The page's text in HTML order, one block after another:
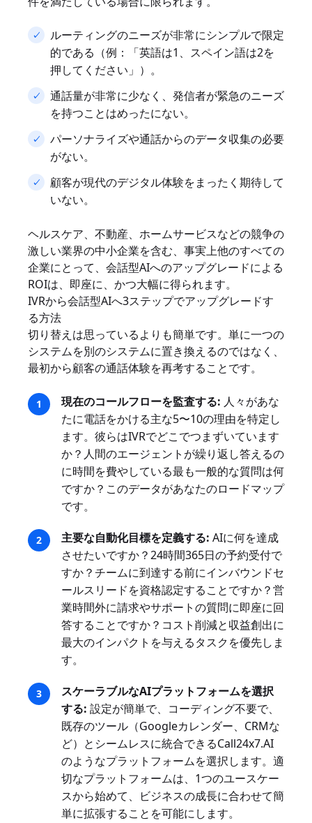
ルーティングのニーズが非常にシンプルで限定
的である（例：「英語は1、スペイン語は2を
押してください」）。
通話量が非常に少なく、発信者が緊急のニーズ
を持つことはめったにない。
パーソナライズや通話からのデータ収集の必要
がない。
顧客が現代のデジタル体験をまったく期待して
いない。
ヘルスケア、不動産、ホームサービスなどの競争の
激しい業界の中小企業を含む、事実上他のすべての
企業にとって、会話型AIへのアップグレードによる
ROIは、即座に、かつ大幅に得られます。
IVRから会話型AIへ3ステップでアップグレードす
る方法
切り替えは思っているよりも簡単です。単に一つの
システムを別のシステムに置き換えるのではなく、
最初から顧客の通話体験を再考することです。
現在のコールフローを監査する: 人々があな
たに電話をかける主な5〜10の理由を特定し
ます。彼らはIVRでどこでつまずいています
か？人間のエージェントが繰り返し答えるの
に時間を費やしている最も一般的な質問は何
ですか？このデータがあなたのロードマップ
です。
主要な自動化目標を定義する: AIに何を達成
させたいですか？24時間365日の予約受付で
すか？チームに到達する前にインバウンドセ
ールスリードを資格認定することですか？営
業時間外に請求やサポートの質問に即座に回
答することですか？コスト削減と収益創出に
最大のインパクトを与えるタスクを優先しま
す。
スケーラブルなAIプラットフォームを選択
する: 設定が簡単で、コーディング不要で、
既存のツール（Googleカレンダー、CRMな
ど）とシームレスに統合できるCall24x7.AI
のようなプラットフォームを選択します。適
切なプラットフォームは、1つのユースケー
スから始めて、ビジネスの成長に合わせて簡
単に拡張することを可能にします。